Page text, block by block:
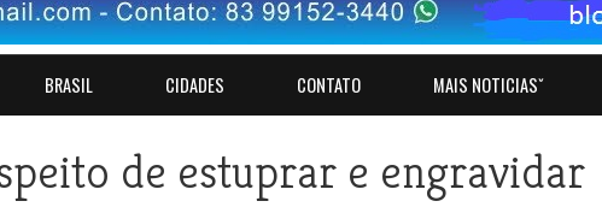
BRASIL CIDADES CONTATO MAIS NOTICIASˇ
de estuprar e engravidar